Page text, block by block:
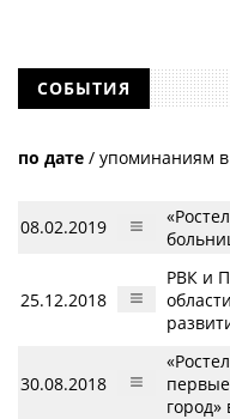
СОБЫТИЯ
по дате / упоминаниям в
08.02.2019
25.12.2018
РВК и
30.08.2018
город»